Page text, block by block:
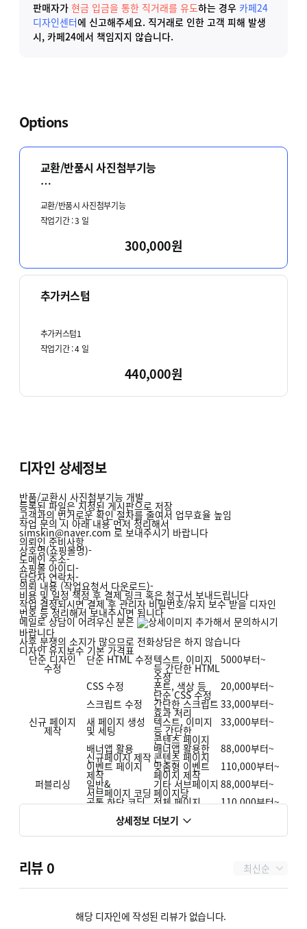
Options
교환/반품시 사진첨부기능
원활한 상담을 위해 카톡 혹은 메일로 문의주세요
메일 simskin@naver.com
카톡채널상담:@simskin
교환/반품시 사진첨부기능
작업기간 :3 일
300,000원
추가커스텀
추가커스텀1
작업기간 :4일
440,000원
디자인 상세정보
반품/교환시 사진첨부기능 개발
등록된 파일은 지정된 게시판으로 저장
고객과의 번거로운 확인 절차를 줄여서 업무효율 높임
작업 문의 시 아래 내용 먼저 정리해서
simskin@naver.com 로 보내주시기 바랍니다
의뢰인 준비사항
상호명(쇼핑몰명)-
도메인 주소-
쇼핑몰 아이디-
담당자 연락처-
의뢰 내용 (작업요청서 다운로드)-
비용 및 일정 책정 후 결제 링크 혹은 청구서 보내드립니다
작업 결정되시면 결제 후관리자 비밀번호/유지 보수 받을 디자인
번호 등 정리해서 보내주시면 됩니다
메일로 상담이 어려우신 분은
추가해서 문의하시기
바랍니다
사후 분쟁의 소지가 많으므로 전화상담은 하지 않습니다
디자인 유지보수 기본 가격표
단순 디자인
수정
단순 HTML 수정 텍스트, 이미지
등 간단한 HTML
수정
5000부터~
CSS 수정
폰트, 색상 등
단순 CSS 수정
20,000부터~
스크립트 수정
간단한 스크립트
효과 처리
33,000부터~
신규 페이지
제작
새 페이지 생성
및 세팅
텍스트, 이미지
등 간단한
콘텐츠 페이지
33,000부터~
배너앱 활용
신규페이지 제작
배너앱 활용한
콘텐츠 페이지
88,000부터~
이벤트 페이지
제작
맞춤형 이벤트
페이지 제작
110,000부터~
퍼블리싱
일반&
서브페이지 코딩
기타 서브페이지
페이지당
88,000부터~
공통 하단 코딩 전체 페이지 110,000부터~
공통 상단 코딩
전체 페이지
상단 코딩 수정
메인페이지 코딩공통 상하단& 660,000부터~
커스텀 기능
개발
55,000부터
모듈 응용
카페24 모듈기반88,000부터~
기능 개발
견적 금액은 작업 난이도,작업양에 따라 달라질 수
상세정보 더보기
리뷰0 최신순
해당 디자인에 작성된 리뷰가 없습니다.
판매자가 현금 입금을 통한 직거래를 유도하는 경우 카페24
디자인센터에 신고해주세요. 직거래로 인한 고객 피해 발생
시, 카페24에서 책임지지 않습니다.